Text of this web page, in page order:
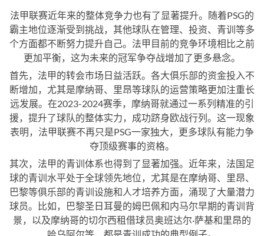
法甲联赛近年来的整体竞争力也有了显著提升。随着PSG的
霸主地位逐渐受到挑战，其他球队在管理、投资、青训等多
个方面都不断努力提升自己。法甲目前的竞争环境相比之前
更加平衡，这为未来的冠军争夺战增加了更多悬念。
首先，法甲的转会市场日益活跃。各大俱乐部的资金投入不
断增加，尤其是摩纳哥、里昂等球队的运营策略更加注重长
远发展。在2023-2024赛季，摩纳哥就通过一系列精准的引
援，提升了球队的整体实力，成功跻身欧战行列。这一现象
表明，法甲联赛不再只是PSG一家独大，更多球队有能力争
夺顶级赛事的资格。
其次，法甲的青训体系也得到了显著加强。近年来，法国足
球的青训水平处于全球领先地位，尤其是在摩纳哥、里昂、
巴黎等俱乐部的青训设施和人才培养方面，涌现了大量潜力
球员。比如，巴黎圣日耳曼的姆巴佩和内马尔早期的青训背
景，以及摩纳哥的切尔西租借球员奥班达尔·萨基和里昂的